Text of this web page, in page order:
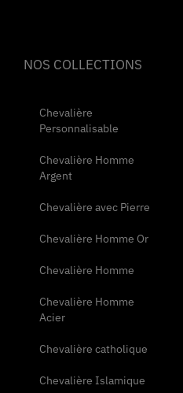
NOS COLLECTIONS
Chevalière
Personnalisable
Chevalière Homme
Argent
Chevalière avec Pierre
Chevalière Homme Or
Chevalière Homme
Chevalière Homme
Acier
Chevalière catholique
Chevalière Islamique